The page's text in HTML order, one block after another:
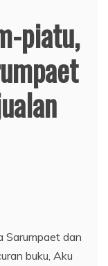
piatu,
dan
buku, Aku